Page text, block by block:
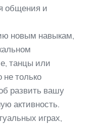
общения и
новым навыкам,
танцы или
только
развить вашу
активность.
играх,